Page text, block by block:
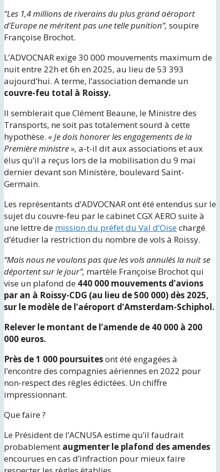
“Les 1,4 millions de riverains du plus grand aéroport
d’Europe ne méritent pas une telle punition”, soupire
Françoise Brochot.
L’ADVOCNAR exige 30 000 mouvements maximum de
nuit entre 22h et 6h en 2025, au lieu de 53 393
aujourd’hui. A terme, l’association demande un
couvre-feu total à Roissy.
Il semblerait que Clément Beaune, le Ministre des
Transports, ne soit pas totalement sourd à cette
hypothèse. « Je dois honorer les engagements de la
Première ministre », a-t-il dit aux associations et aux
élus qu’il a reçus lors de la mobilisation du 9 mai
dernier devant son Ministère, boulevard Saint-
Germain.
Les représentants d’ADVOCNAR ont été entendus sur le
sujet du couvre-feu par le cabinet CGX AERO suite à
une lettre de mission du préfet du Val d’Oisechargé
d’étudier la restriction du nombre de vols à Roissy.
“Mais nous ne voulons pas que les vols annulés la nuit se
déportent sur le jour”, martèle Françoise Brochot qui
vise un plafond de 440 000 mouvements d’avions
par an à Roissy-CDG (au lieu de 500 000) dès 2025,
sur le modèle de l’aéroport d’Amsterdam-Schiphol.
Relever le montant de l’amende de 40 000 à 200
000 euros.
Près de 1 000 poursuitesont été engagées à
l’encontre des compagnies aériennes en 2022 pour
non-respect des règles édictées. Un chiffre
impressionnant.
Que faire ?
Le Président de l’ACNUSA estime qu’il faudrait
probablement augmenter le plafond des amendes
encourues en cas d’infraction pour mieux faire